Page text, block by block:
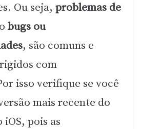
Ou seja, problemas de
bugs ou
, são comuns e
com
isso verifique se você
mais recente do
iOS, pois as